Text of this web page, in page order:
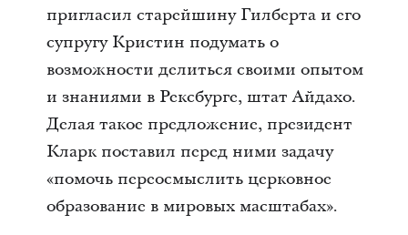
пригласил старейшину Гилберта и его
супругу Кристин подумать о
возможности делиться своими опытом
и знаниями в Рексбурге, штат Айдахо.
Делая такое предложение, президент
Кларк поставил перед ними задачу
«помочь переосмыслить церковное
образование в мировых масштабах».